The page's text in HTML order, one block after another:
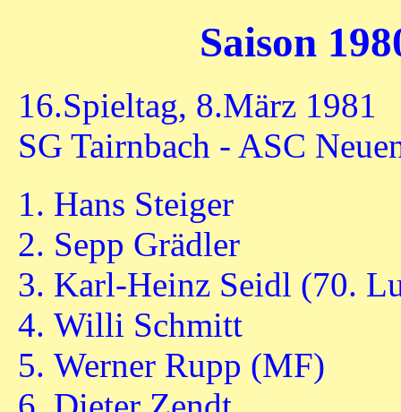
Saison
16.Spieltag, 8.März 1981
SG Tairnbach - ASC
Hans Steiger
Sepp Grädler
Karl-Heinz Seidl (70.
Willi Schmitt
Werner Rupp (MF)